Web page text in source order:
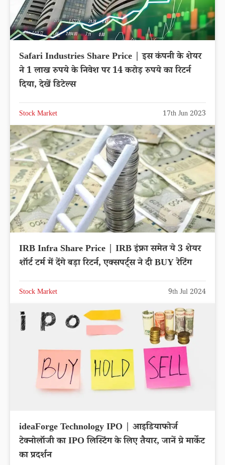
Safari Industries Share Price | इस कंपनी के शेयर
ने 1 लाख रुपये के निवेश पर 14 करोड़ रुपये का रिटर्न
दिया, देखें डिटेल्स
Stock Market 17th Jun 2023
IRB Infra Share Price | IRB इंफ्रा समेत ये 3 शेयर
शॉर्ट टर्म में देंगे बड़ा रिटर्न, एक्सपर्ट्स ने दी BUY रेटिंग
Stock Market 9th Jul 2024
ideaForge Technology IPO | आइडियाफोर्ज
टेक्नोलॉजी का IPO लिस्टिंग के लिए तैयार, जानें ग्रे मार्केट
का प्रदर्शन